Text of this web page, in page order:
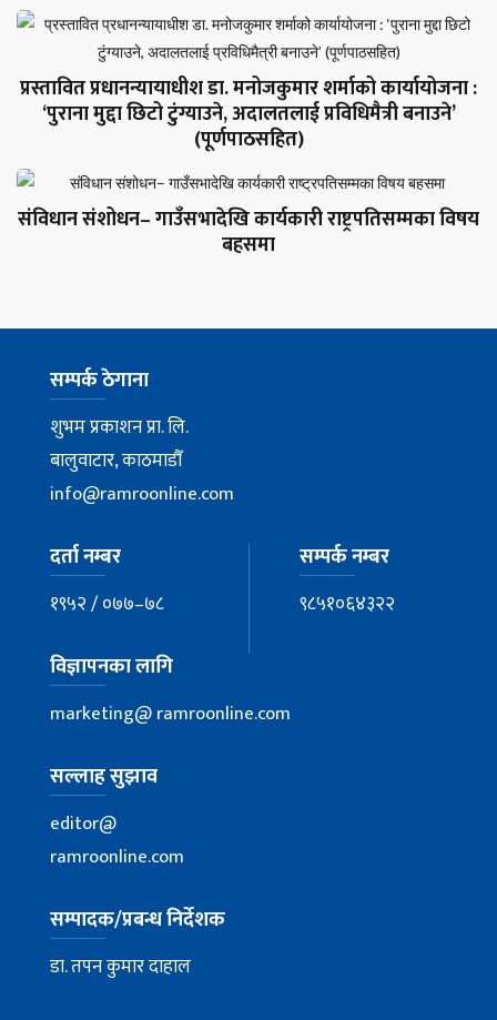
प्रस्तावित प्रधानन्यायाधीश डा. मनोजकुमार शर्माको कार्यायोजना :
‘पुराना मुद्दा छिटो टुंग्याउने, अदालतलाई प्रविधिमैत्री बनाउने’
(पूर्णपाठसहित)
संविधान संशोधन– गाउँसभादेखि कार्यकारी राष्ट्रपतिसम्मका विषय
बहसमा
सम्पर्क ठेगाना
शुभम प्रकाशन प्रा. लि.
बालुवाटार, काठमाडौँ
info@ramroonline.com
दर्ता नम्बर
१९५२ / ०७७–७८
सम्पर्क नम्बर
९८५१०६४३२२
विज्ञापनका लागि
marketing@ ramroonline.com
सल्लाह सुझाव
editor@
ramroonline.com
सम्पादक/प्रबन्ध निर्देशक
डा. तपन कुमार दाहाल